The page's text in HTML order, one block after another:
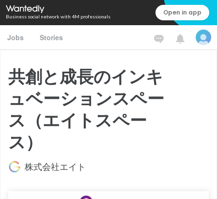
Business social network with 4M professionals Open in app
Jobs Stories
共創と成長のインキ
ュベーションスペー
ス（エイトスペー
ス）
株式会社エイト